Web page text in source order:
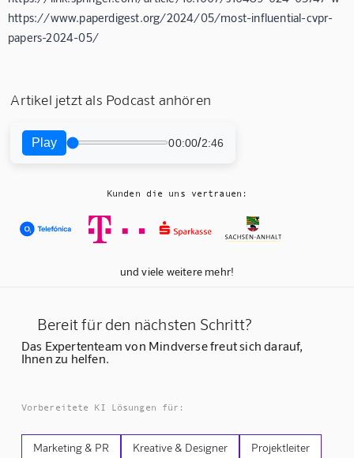
https://www.paperdigest.org/2024/05/most-influential-cvpr-
papers-2024-05/
Artikel jetzt als Podcast anhören
Play 00:00/2:46
Kunden die uns vertrauen:
und viele weitere mehr!
Bereit für den nächsten Schritt?
Das Expertenteam von Mindverse freut sich darauf,
Ihnen zu helfen.
Vorbereitete KI Lösungen für:
Marketing & PR Kreative & Designer Projektleiter